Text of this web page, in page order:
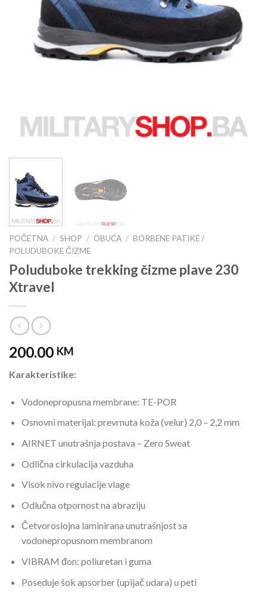
POČETNA / SHOP / OBUĆA / BORBENE PATIKE /
POLUDUBOKE ČIZME
Poluduboke trekking čizme plave 230
Xtravel
200.00 KM
Karakteristike:
Vodonepropusna membrane: TE-POR
Osnovni materijal: prevrnuta koža (velur) 2,0 – 2,2 mm
AIRNET unutrašnja postava – Zero Sweat
Odlična cirkulacija vazduha
Visok nivo regulacije vlage
Odlučna otpornost na abraziju
Četvoroslojna laminirana unutrašnjost sa
vodonepropusnom membranom
VIBRAM đon: poliuretan i guma
Poseduje šok apsorber (upijač udara) u peti